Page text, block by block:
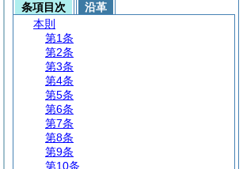
条項目次
沿革
本則
第1条
第2条
第3条
第4条
第5条
第6条
第7条
第8条
第9条
第10条